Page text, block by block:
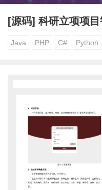
[源码] 科研立项项
Java PHP C# Python